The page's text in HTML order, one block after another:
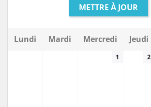
METTRE À JOUR
Lundi Mardi Mercredi Jeudi
1 2